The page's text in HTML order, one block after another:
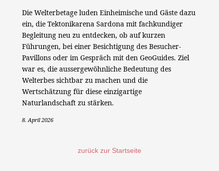
Die Welterbetage luden Einheimische und Gäste dazu
ein, die Tektonikarena Sardona mit fachkundiger
Begleitung neu zu entdecken, ob auf kurzen
Führungen, bei einer Besichtigung des Besucher-
Pavillons oder im Gespräch mit den GeoGuides. Ziel
war es, die aussergewöhnliche Bedeutung des
Welterbes sichtbar zu machen und die
Wertschätzung für diese einzigartige
Naturlandschaft zu stärken.
8. April 2026
zurück zur Startseite